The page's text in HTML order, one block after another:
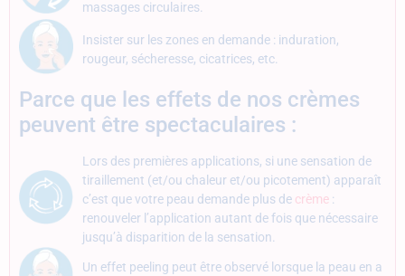
massages circulaires.
Insister sur les zones en demande : induration,
rougeur, sécheresse, cicatrices, etc.
Parce que les effets de nos crèmes
peuvent être spectaculaires :
Lors des premières applications, si une sensation de
tiraillement (et/ou chaleur et/ou picotement) apparaît
c’est que votre peau demande plus de crème :
renouveler l’application autant de fois que nécessaire
jusqu’à disparition de la sensation.
Un effet peeling peut être observé lorsque la peau en a